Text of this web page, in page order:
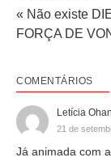
« Não existe
FORÇA DE
COMENTÁRIOS
Letícia
21 de
Já animada com